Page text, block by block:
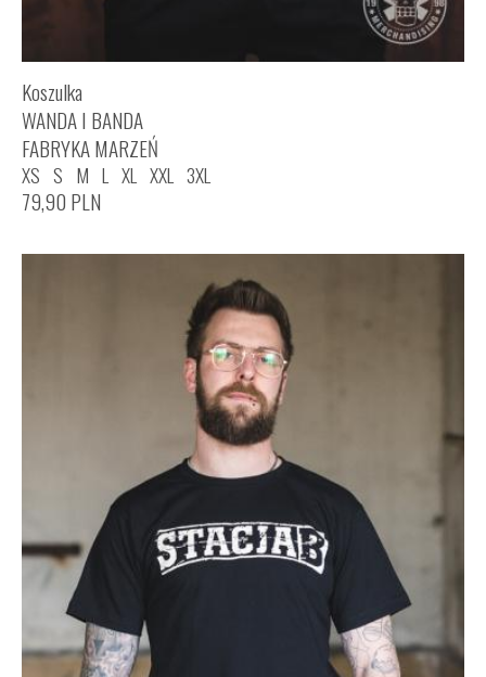
Koszulka
WANDA I BANDA
FABRYKA MARZEŃ
XS S M L XL XXL 3XL
79,90 PLN